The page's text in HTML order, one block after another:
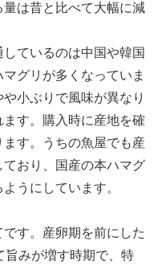
は昔と比べて大幅に減
ているのは中国や韓国
グリが多くなっていま
小ぶりで風味が異なり
す。購入時に産地を確
す。うちの魚屋でも産
おり、国産の本ハマグ
うにしています。
す。産卵期を前にした
旨みが増す時期で、特